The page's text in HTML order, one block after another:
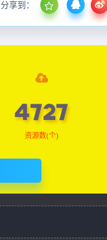
分享到：
4751
资源数(个)